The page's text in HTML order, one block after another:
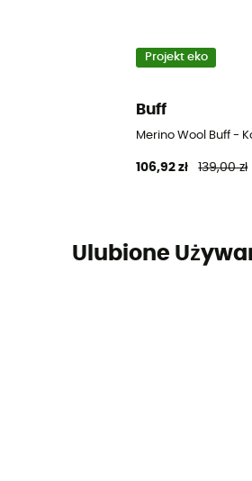
Projekt eko
Buff
Merino Wool Buff -
106,92 zł 139,00 zł
Ulubione